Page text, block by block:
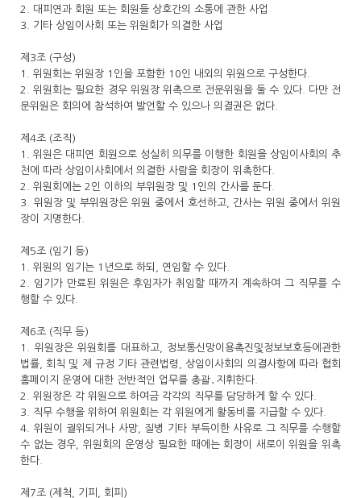
2. 대피연과 회원 또는 회원들 상호간의 소통에 관한 사업
3. 기타 상임이사회 또는 위원회가 의결한 사업
제3조 (구성)
1. 위원회는 위원장 1인을 포함한 10인 내외의 위원으로 구성한다.
2. 위원회는 필요한 경우 위원장 위촉으로 전문위원을 둘 수 있다. 다만 전
문위원은 회의에 참석하여 발언할 수 있으나 의결권은 없다.
제4조 (조직)
1. 위원은 대피연 회원으로 성실히 의무를 이행한 회원을 상임이사회의 추
천에 따라 상임이사회에서 의결한 사람을 회장이 위촉한다.
2. 위원회에는 2인 이하의 부위원장 및 1인의 간사를 둔다.
3. 위원장 및 부위원장은 위원 중에서 호선하고, 간사는 위원 중에서 위원
장이 지명한다.
제5조 (임기 등)
1. 위원의 임기는 1년으로 하되, 연임할 수 있다.
2. 임기가 만료된 위원은 후임자가 취임할 때까지 계속하여 그 직무를 수
행할 수 있다.
제6조 (직무 등)
1. 위원장은 위원회를 대표하고, 정보통신망이용촉진및정보보호등에관한
법률, 회칙 및 제 규정 기타 관련법령, 상임이사회의 의결사항에 따라 협회
홈페이지 운영에 대한 전반적인 업무를 총괄․지휘한다.
2. 위원장은 각 위원으로 하여금 각각의 직무를 담당하게 할 수 있다.
3. 직무 수행을 위하여 위원회는 각 위원에게 활동비를 지급할 수 있다.
4. 위원이 궐위되거나 사망, 질병 기타 부득이한 사유로 그 직무를 수행할
수 없는 경우, 위원회의 운영상 필요한 때에는 회장이 새로이 위원을 위촉
한다.
제7조 (제척, 기피, 회피)